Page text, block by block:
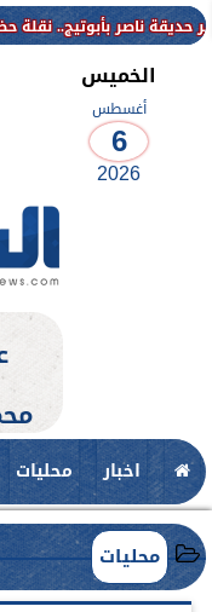
الخميس
أغسطس
6
2026
اخبار محليات
محليات